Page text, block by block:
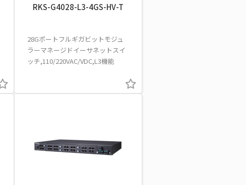
RKS-G4028-L3-4GS-HV-T
28Gポートフルギガビットモジュ
ラーマネージドイーサネットスイ
ッチ,110/220VAC/VDC,L3機能